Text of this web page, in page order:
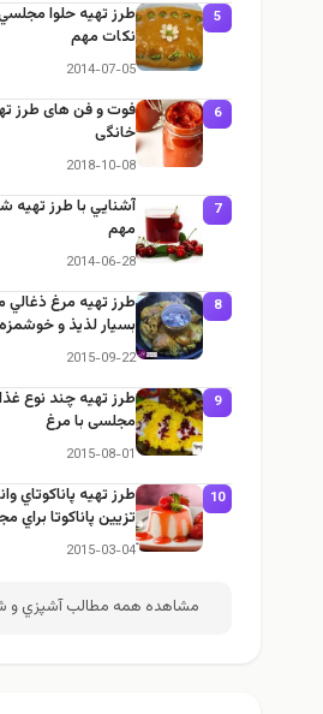
5
طرز تهيه حلوا
نكات مهم
2014-07-05
6
فوت و فن های طرز
خانگی
2018-10-08
7
آشنايي با طرز تهيه
مهم
2014-06-28
8
طرز تهيه مرغ
بسيار لذيذ و خوشمزه
2015-09-22
9
طرز تهيه چند نوع
مجلسی با مرغ
2015-08-01
10
طرز تهيه پاناكوتاي
تزيين پاناكوتا براي
2015-03-04
مشاهده همه مطالب آشپزي و